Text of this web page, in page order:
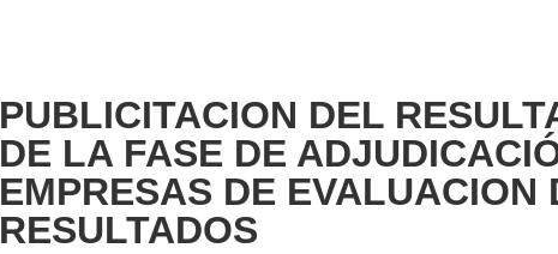
PUBLICITACION DEL
DE LA FASE DE
EMPRESAS DE EVALUACION
RESULTADOS